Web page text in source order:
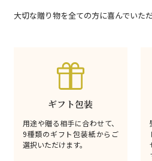
大切な贈り物を全ての方に喜んでいた
ギフト包装
用途や贈る相手に合わせて、
9種類のギフト包装紙からご
選択いただけます。